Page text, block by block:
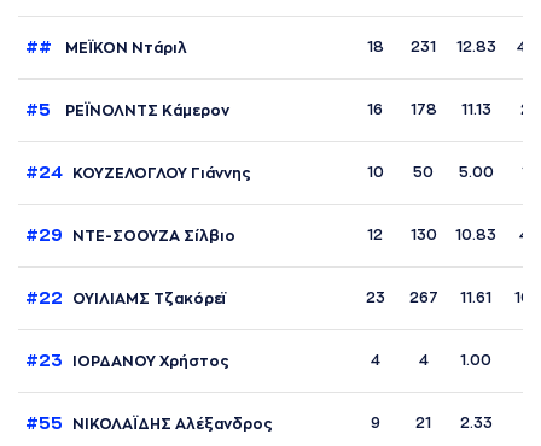
## ΜΕΪΚΟΝ Ντάριλ 18 231 12.83 46
#5 ΡΕΪΝΟΛΝΤΣ Κάμερον 16 178 11.13
#24 ΚΟΥΖΕΛΟΓΛΟΥ Γιάννης 10 50 5.00
#29 ΝΤΕ-ΣΟΟΥΖΑ Σίλβιο 12 130 10.83 48
#22 ΟΥIΛΙΑΜΣ Τζακόρεϊ 23 267 11.61
#23 ΙΟΡΔΑΝΟΥ Χρήστος 4 4 1.00
#55 ΝΙΚΟΛΑΪΔΗΣ Αλέξανδρος 9 21 2.33